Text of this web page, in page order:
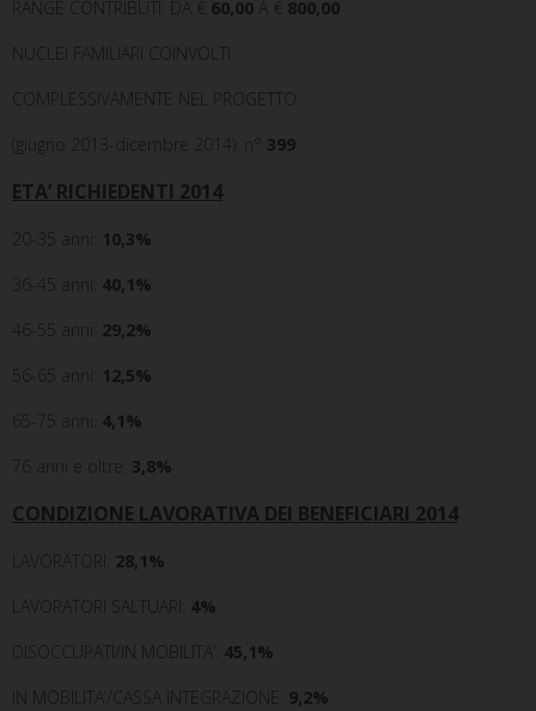
RANGE CONTRIBUTI: DA € 60,00 A € 800,00
NUCLEI FAMILIARI COINVOLTI
COMPLESSIVAMENTE NEL PROGETTO
(giugno 2013-dicembre 2014): n° 399
ETA’ RICHIEDENTI 2014
20-35 anni:
10,3%
36-45 anni: 40,1%
46-55 anni: 29,2%
56-65 anni:
12,5%
65-75 anni: 4,1%
76 anni e oltre: 3,8%
CONDIZIONE LAVORATIVA DEI BENEFICIARI 2014
LAVORATORI: 28,1%
LAVORATORI SALTUARI: 4%
DISOCCUPATI/IN MOBILITA’: 45,1%
IN MOBILITA’/CASSA INTEGRAZIONE: 9,2%